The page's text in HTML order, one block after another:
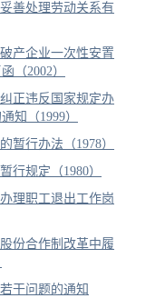
善处理劳动关系有
产企业一次性安置
（2002）
正违反国家规定办
知（1999）
暂行办法（1978）
行规定（1980）
理职工退出工作岗
份合作制改革中履
干问题的通知